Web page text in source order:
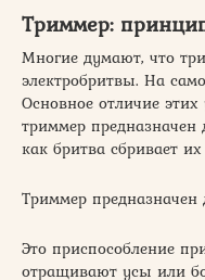
Триммер:
Многие думают, что
электробритвы. На
Основное отличие
триммер предназначен
как бритва сбривает
Триммер предназначен
Это приспособление
отращивают усы или